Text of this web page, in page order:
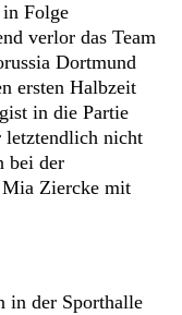
Folge
verlor das Team
Dortmund
ersten Halbzeit
in die Partie
letztendlich nicht
bei der
Ziercke mit
in der Sporthalle